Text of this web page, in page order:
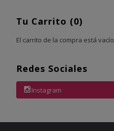
Tu Carrito (0)
El carrito de la compra está vacío
Redes Sociales
Instagram